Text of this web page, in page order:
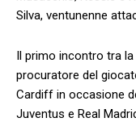
Silva, ventunenne
Il primo incontro tra
procuratore del
Cardiff in occasione
Juventus e Real